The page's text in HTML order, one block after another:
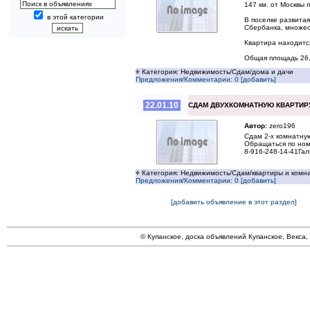
в этой категории
147 км. от Москвы
В поселке
Сбербанка,
Квартира
Общая площадь
Категория: Недвижимость/Сдам/дома и дачи
Предложения/Комментарии: 0 [добавить]
22.01.10 СДАМ ДВУХКОМНАТНУЮ
Автор: zero196
Сдам 2-х
Обращаться по
8-916-248-14-
Категория: Недвижимость/Сдам/квартиры и
Предложения/Комментарии: 0 [добавить]
[добавить объявление в этот раздел]
© Купанское, доска объявлений Купанское,